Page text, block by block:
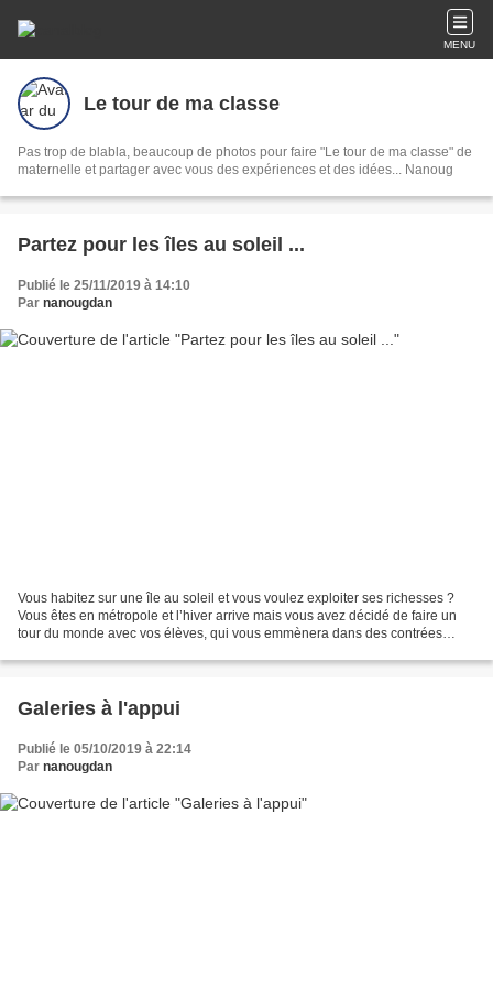
MENU
Le tour de ma classe
Pas trop de blabla, beaucoup de photos pour faire "Le tour de ma classe" de
maternelle et partager avec vous des expériences et des idées... Nanoug
Partez pour les îles au soleil ...
Publié le 25/11/2019 à 14:10
Par nanougdan
Vous habitez sur une île au soleil et vous voulez exploiter ses richesses ?
Vous êtes en métropole et l’hiver arrive mais vous avez décidé de faire un
tour du monde avec vos élèves, qui vous emmènera dans des contrées
Galeries à l'appui
Publié le 05/10/2019 à 22:14
Par nanougdan